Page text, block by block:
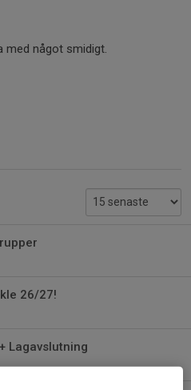
med något smidigt.
26/27!
Lagavslutning